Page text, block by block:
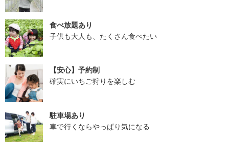
食べ放題あり
子供も大人も、たくさん食べたい
【安心】予約制
確実にいちご狩りを楽しむ
駐車場あり
車で行くならやっぱり気になる